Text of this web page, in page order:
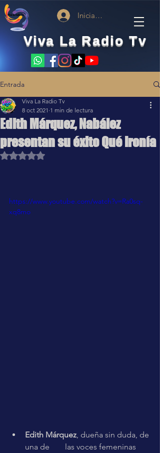
Viva La Radio Tv
Iniciar sesión
Entrada
Edith Márquez, Nabález
presentan su éxito Qué Ironía
Viva La Radio Tv
8 oct 2021 1 min de lectura
Obtuvo NaN de 5 estrellas.
https://www.youtube.com/watch?v=Ra0sq-
xq8mo
Edith Márquez , dueña sin duda, de
una de 	las voces femeninas